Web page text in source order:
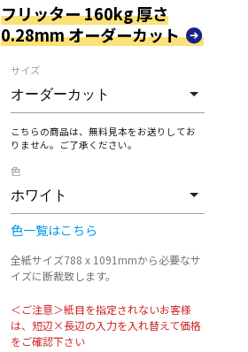
フリッター 160kg 厚さ
0.28mm オーダーカット
サイズ
こちらの商品は、無料見本をお送りしてお
りません。ご了承ください。
色
色一覧はこちら
全紙サイズ788 x 1091mmから必要なサ
イズに断裁致します。
＜ご注意＞紙目を指定されないお客様
は、短辺×長辺の入力を入れ替えて価格
をご確認下さい